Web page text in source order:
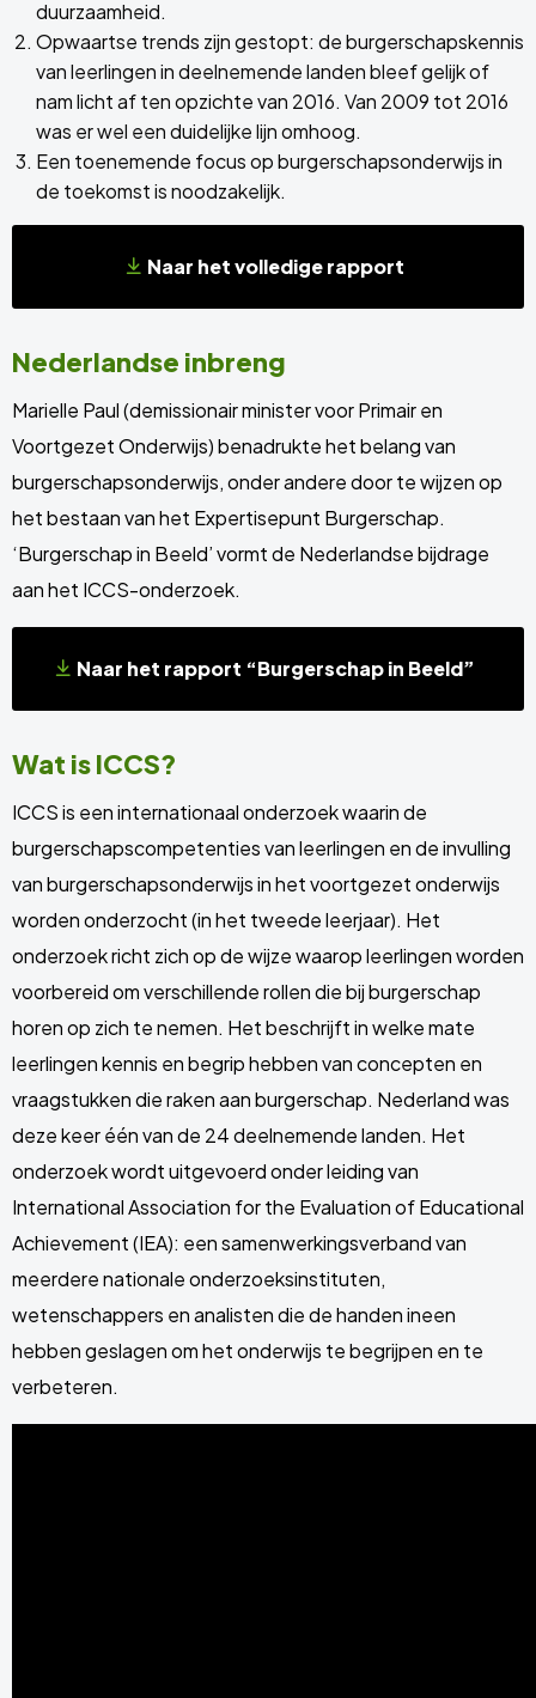
duurzaamheid.
Opwaartse trends zijn gestopt: de burgerschapskennis
van leerlingen in deelnemende landen bleef gelijk of
nam licht af ten opzichte van 2016. Van 2009 tot 2016
was er wel een duidelijke lijn omhoog.
Een toenemende focus op burgerschapsonderwijs in
de toekomst is noodzakelijk.
Naar het volledige rapport
Nederlandse inbreng
Marielle Paul (demissionair minister voor Primair en
Voortgezet Onderwijs) benadrukte het belang van
burgerschapsonderwijs, onder andere door te wijzen op
het bestaan van het Expertisepunt Burgerschap.
‘Burgerschap in Beeld’ vormt de Nederlandse bijdrage
aan het ICCS-onderzoek.
Naar het rapport “Burgerschap in Beeld”
Wat is ICCS?
ICCS is een internationaal onderzoek waarin de
burgerschapscompetenties van leerlingen en de invulling
van burgerschapsonderwijs in het voortgezet onderwijs
worden onderzocht (in het tweede leerjaar). Het
onderzoek richt zich op de wijze waarop leerlingen worden
voorbereid om verschillende rollen die bij burgerschap
horen op zich te nemen. Het beschrijft in welke mate
leerlingen kennis en begrip hebben van concepten en
vraagstukken die raken aan burgerschap. Nederland was
deze keer één van de 24 deelnemende landen. Het
onderzoek wordt uitgevoerd onder leiding van
International Association for the Evaluation of Educational
Achievement (IEA): een samenwerkingsverband van
meerdere nationale onderzoeksinstituten,
wetenschappers en analisten die de handen ineen
hebben geslagen om het onderwijs te begrijpen en te
verbeteren.